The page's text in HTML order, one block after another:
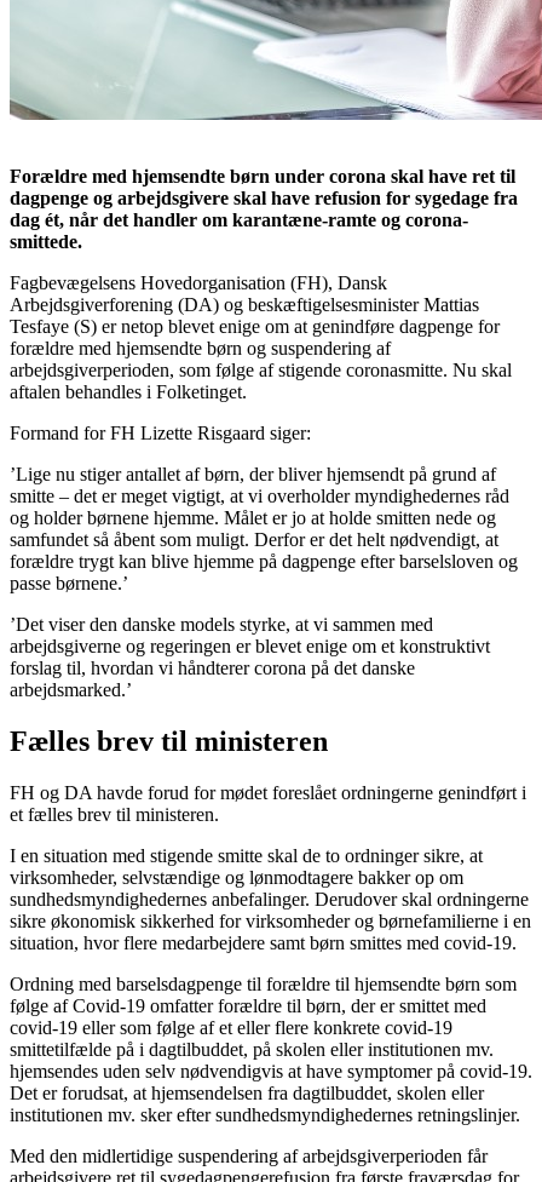
Forældre med hjemsendte børn under corona skal have ret til
dagpenge og arbejdsgivere skal have refusion for sygedage fra
dag ét, når det handler om karantæne-ramte og corona-
smittede.
Fagbevægelsens Hovedorganisation (FH), Dansk
Arbejdsgiverforening (DA) og beskæftigelsesminister Mattias
Tesfaye (S) er netop blevet enige om at genindføre dagpenge for
forældre med hjemsendte børn og suspendering af
arbejdsgiverperioden, som følge af stigende coronasmitte. Nu skal
aftalen behandles i Folketinget.
Formand for FH Lizette Risgaard siger:
’Lige nu stiger antallet af børn, der bliver hjemsendt på grund af
smitte – det er meget vigtigt, at vi overholder myndighedernes råd
og holder børnene hjemme. Målet er jo at holde smitten nede og
samfundet så åbent som muligt. Derfor er det helt nødvendigt, at
forældre trygt kan blive hjemme på dagpenge efter barselsloven og
passe børnene.’
’Det viser den danske models styrke, at vi sammen med
arbejdsgiverne og regeringen er blevet enige om et konstruktivt
forslag til, hvordan vi håndterer corona på det danske
arbejdsmarked.’
Fælles brev til ministeren
FH og DA havde forud for mødet foreslået ordningerne genindført i
et fælles brev til ministeren.
I en situation med stigende smitte skal de to ordninger sikre, at
virksomheder, selvstændige og lønmodtagere bakker op om
sundhedsmyndighedernes anbefalinger. Derudover skal ordningerne
sikre økonomisk sikkerhed for virksomheder og børnefamilierne i en
situation, hvor flere medarbejdere samt børn smittes med covid-19.
Ordning med barselsdagpenge til forældre til hjemsendte børn som
følge af Covid-19 omfatter forældre til børn, der er smittet med
covid-19 eller som følge af et eller flere konkrete covid-19
smittetilfælde på i dagtilbuddet, på skolen eller institutionen mv.
hjemsendes uden selv nødvendigvis at have symptomer på covid-19.
Det er forudsat, at hjemsendelsen fra dagtilbuddet, skolen eller
institutionen mv. sker efter sundhedsmyndighedernes retningslinjer.
Med den midlertidige suspendering af arbejdsgiverperioden får